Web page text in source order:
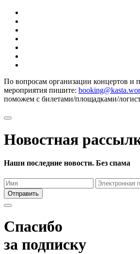
По вопросам организации концертов и
мероприятия пишите:
поможем с билетами/площадками/
Новостная
Наши последние новости. Без спама
Отправить
Спасибо
за подписку